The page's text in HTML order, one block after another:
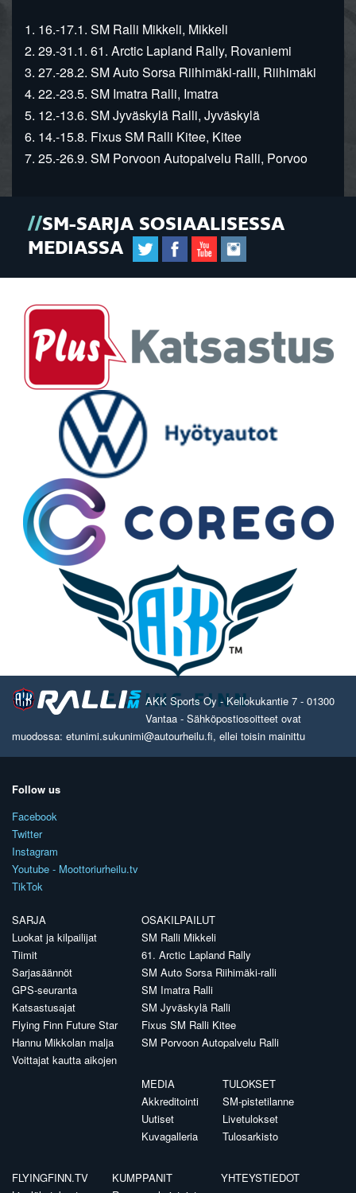
1. 16.-17.1. SM Ralli Mikkeli, Mikkeli
2. 29.-31.1. 61. Arctic Lapland Rally, Rovaniemi
3. 27.-28.2. SM Auto Sorsa Riihimäki-ralli, Riihimäki
4. 22.-23.5. SM Imatra Ralli, Imatra
5. 12.-13.6. SM Jyväskylä Ralli, Jyväskylä
6. 14.-15.8. Fixus SM Ralli Kitee, Kitee
7. 25.-26.9. SM Porvoon Autopalvelu Ralli, Porvoo
SM-SARJA SOSIAALISESSA
MEDIASSA
AKK Sports Oy - Kellokukantie 7 - 01300
Vantaa - Sähköpostiosoitteet ovat
muodossa: etunimi.sukunimi@autourheilu.fi, ellei toisin mainittu
Follow us
Facebook
Twitter
Instagram
Youtube - Moottoriurheilu.tv
TikTok
SARJA
Luokat ja kilpailijat
Tiimit
Sarjasäännöt
GPS-seuranta
Katsastusajat
Flying Finn Future Star
Hannu Mikkolan malja
Voittajat kautta aikojen
OSAKILPAILUT
SM Ralli Mikkeli
61. Arctic Lapland Rally
SM Auto Sorsa Riihimäki-ralli
SM Imatra Ralli
SM Jyväskylä Ralli
Fixus SM Ralli Kitee
SM Porvoon Autopalvelu Ralli
MEDIA
Akkreditointi
Uutiset
Kuvagalleria
TULOKSET
SM-pistetilanne
Livetulokset
Tulosarkisto
FLYINGFINN.TV
KUMPPANIT
YHTEYSTIEDOT